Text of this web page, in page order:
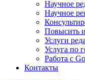
Научное
Научное
Повысить
Услуги
Услуга по
Работа с
Контакты